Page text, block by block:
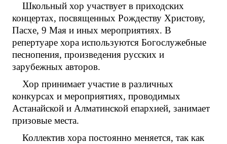
Школьный хор участвует в приходских
концертах, посвященных Рождеству Христову,
Пасхе, 9 Мая и иных мероприятиях. В
репертуаре хора используются Богослужебные
песнопения, произведения русских и
зарубежных авторов.
Хор принимает участие в различных
конкурсах и мероприятиях, проводимых
Астанайской и Алматинской епархией, занимает
призовые места.
Коллектив хора постоянно меняется, так как